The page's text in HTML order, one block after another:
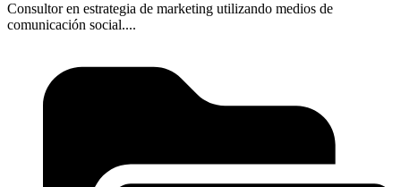
Consultor en estrategia de marketing utilizando medios de
comunicación social....